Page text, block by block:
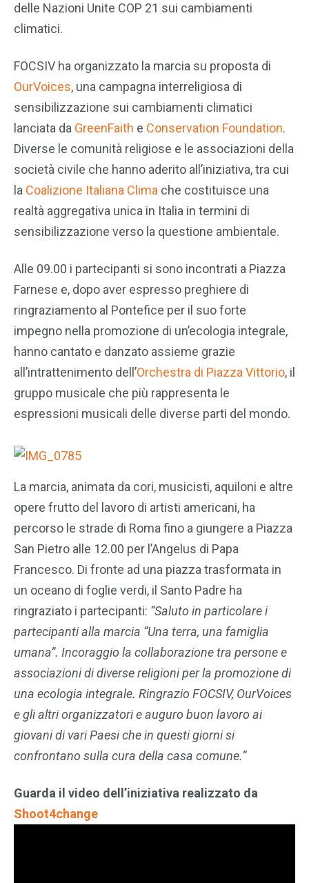
delle Nazioni Unite COP 21 sui cambiamenti
climatici.
FOCSIV ha organizzato la marcia su proposta di
OurVoices, una campagna interreligiosa di
sensibilizzazione sui cambiamenti climatici
lanciata da GreenFaith e Conservation Foundation.
Diverse le comunità religiose e le associazioni della
società civile che hanno aderito all’iniziativa, tra cui
la Coalizione Italiana Clima che costituisce una
realtà aggregativa unica in Italia in termini di
sensibilizzazione verso la questione ambientale.
Alle 09.00 i partecipanti si sono incontrati a Piazza
Farnese e, dopo aver espresso preghiere di
ringraziamento al Pontefice per il suo forte
impegno nella promozione di un’ecologia integrale,
hanno cantato e danzato assieme grazie
all’intrattenimento dell’Orchestra di Piazza Vittorio, il
gruppo musicale che più rappresenta le
espressioni musicali delle diverse parti del mondo.
La marcia, animata da cori, musicisti, aquiloni e altre
opere frutto del lavoro di artisti americani, ha
percorso le strade di Roma fino a giungere a Piazza
San Pietro alle 12.00 per l’Angelus di Papa
Francesco. Di fronte ad una piazza trasformata in
un oceano di foglie verdi, il Santo Padre ha
ringraziato i partecipanti: “Saluto in particolare i
partecipanti alla marcia “Una terra, una famiglia
umana”. Incoraggio la collaborazione tra persone e
associazioni di diverse religioni per la promozione di
una ecologia integrale. Ringrazio FOCSIV, OurVoices
e gli altri organizzatori e auguro buon lavoro ai
giovani di vari Paesi che in questi giorni si
confrontano sulla cura della casa comune.”
Guarda il video dell’iniziativa realizzato da
Shoot4change